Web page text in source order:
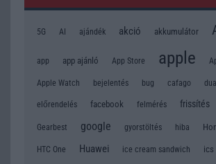
5G AI ajándék akció akkumulátor
app app ajánló App Store apple
Apple Watch bejelentés bug cafago
előrendelés facebook felmérés frissítés
Gearbest google gyorstöltés hiba
HTC One Huawei ice cream sandwich ics